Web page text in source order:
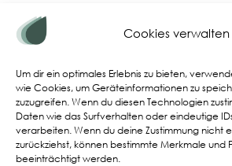
Cookies verwalten
Um dir ein optimales Erlebnis zu bieten,
wie Cookies, um Geräteinformationen zu
zuzugreifen. Wenn du diesen Technologien
Daten wie das Surfverhalten oder eindeutige
verarbeiten. Wenn du deine Zustimmung nicht
zurückziehst, können bestimmte Merkmale und
beeinträchtigt werden.